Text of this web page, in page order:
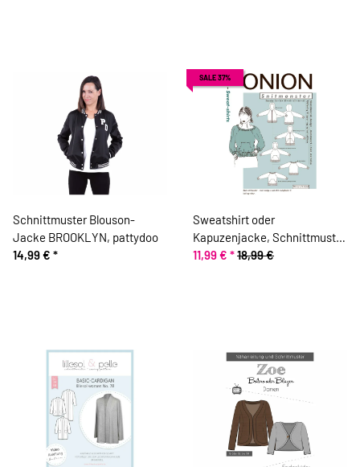
Schnittmuster Blouson-
Jacke BROOKLYN, pattydoo
14,99 € *
SALE 37%
Sweatshirt oder
Kapuzenjacke, Schnittmuster
ONION 5024
11,99 € *18,99 €